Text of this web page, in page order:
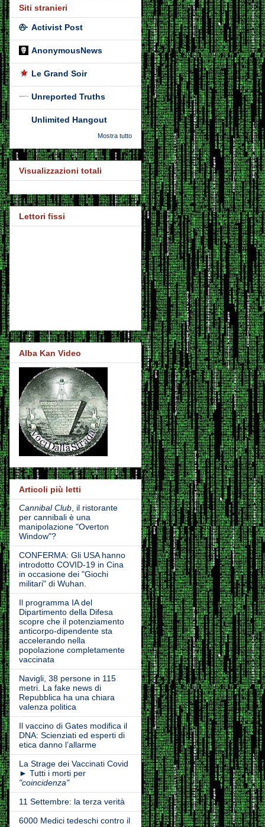
Siti stranieri
Activist Post
AnonymousNews
Le Grand Soir
Unreported Truths
Unlimited Hangout
Mostra tutto
Visualizzazioni totali
Lettori fissi
Alba Kan Video
Articoli più letti
Cannibal Club, il ristorante
per cannibali è una
manipolazione "Overton
Window"?
CONFERMA: Gli USA hanno
introdotto COVID-19 in Cina
in occasione dei "Giochi
militari" di Wuhan.
Il programma IA del
Dipartimento della Difesa
scopre che il potenziamento
anticorpo-dipendente sta
accelerando nella
popolazione completamente
vaccinata
Navigli, 38 persone in 115
metri. La fake news di
Repubblica ha una chiara
valenza politica
Il vaccino di Gates modifica il
DNA: Scienziati ed esperti di
etica danno l’allarme
La Strage dei Vaccinati Covid
► Tutti i morti per
"coincidenza"
11 Settembre: la terza verità
6000 Medici tedeschi contro il